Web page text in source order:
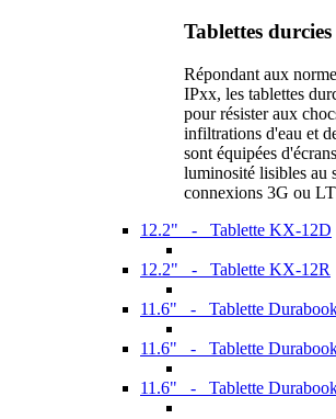
Tablettes durcies
Répondant aux
IPxx, les tablettes
pour résister aux
infiltrations d'eau et
sont équipées
luminosité lisibles au
connexions 3G ou
12.2" - Tablette KX-12D
12.2" - Tablette KX-12R
11.6" - Tablette
11.6" - Tablette
11.6" - Tablette